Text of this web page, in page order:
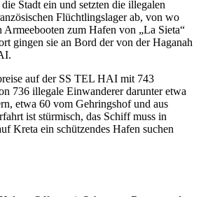
Stadt ein und setzten die illegalen
Flüchtlingslager ab, von wo
Armeebooten zum Hafen von „La Sieta“
gingen sie an Bord der von der Haganah
auf der SS TEL HAI mit 743
736 illegale Einwanderer darunter etwa
etwa 60 vom Gehringshof und aus
ist stürmisch, das Schiff muss in
Kreta ein schützendes Hafen suchen